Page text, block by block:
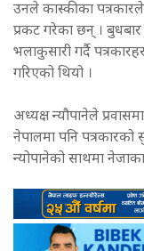
उनले कास्कीका
प्रकट गरेका छन् ।
भलाकुसारी गर्दै
गरिएको थियो ।
अध्यक्ष न्यौपानेले
नेपालमा पनि
न्योपानेको साथमा